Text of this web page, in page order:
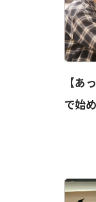
【あ
で始